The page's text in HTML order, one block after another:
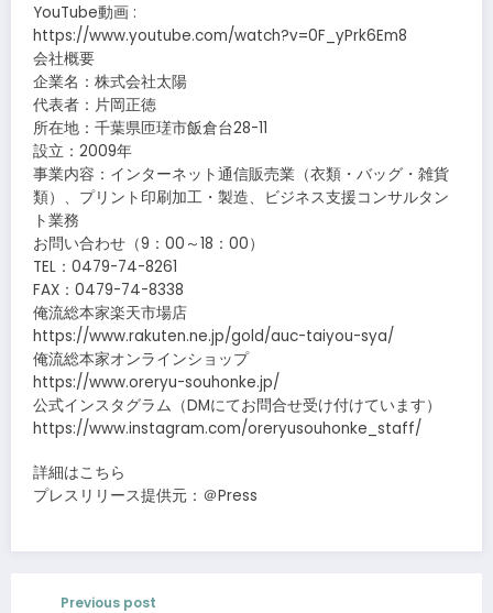
YouTube動画 :
https://www.youtube.com/watch?v=0F_yPrk6Em8
会社概要
企業名：株式会社太陽
代表者：片岡正徳
所在地：千葉県匝瑳市飯倉台28-11
設立：2009年
事業内容：インターネット通信販売業（衣類・バッグ・雑貨
類）、プリント印刷加工・製造、ビジネス支援コンサルタン
ト業務
お問い合わせ（9：00～18：00）
TEL：0479-74-8261
FAX：0479-74-8338
俺流総本家楽天市場店
https://www.rakuten.ne.jp/gold/auc-taiyou-sya/
俺流総本家オンラインショップ
https://www.oreryu-souhonke.jp/
公式インスタグラム（DMにてお問合せ受け付けています）
https://www.instagram.com/oreryusouhonke_staff/
詳細はこちら
プレスリリース提供元：＠Press
Previous post